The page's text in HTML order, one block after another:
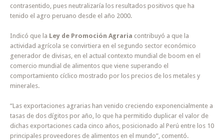
contrasentido, pues neutralizaría los resultados positivos que ha
tenido el agro peruano desde el año 2000.
Indicó que la Ley de Promoción Agraria contribuyó a que la
actividad agrícola se convirtiera en el segundo sector económico
generador de divisas, en el actual contexto mundial de boom en el
comercio mundial de alimentos que viene superando el
comportamiento cíclico mostrado por los precios de los metales y
minerales.
“Las exportaciones agrarias han venido creciendo exponencialmente a
tasas de dos dígitos por año, lo que ha permitido duplicar el valor de
dichas exportaciones cada cinco años, posicionado al Perú entre los 10
principales proveedores de alimentos en el mundo”, comentó.